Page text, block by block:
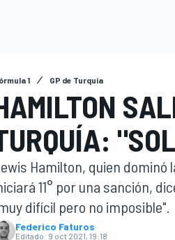
1 GP de Turquía
Hamilton, quien dominó
11° por una sanción,
difícil pero no imposible".
Federico Faturos
Editado: 9 oct 2021, 19:18